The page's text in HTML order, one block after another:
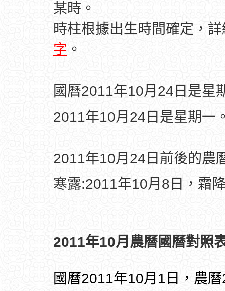
某時。
時柱根據出生時間確定，
字 。
國曆2011年10月24日是星
2011年10月24日是星期一
2011年10月24日前後的農
寒露:2011年10月8日，霜
2011年10月農曆國曆對照
國曆2011年10月1日，農